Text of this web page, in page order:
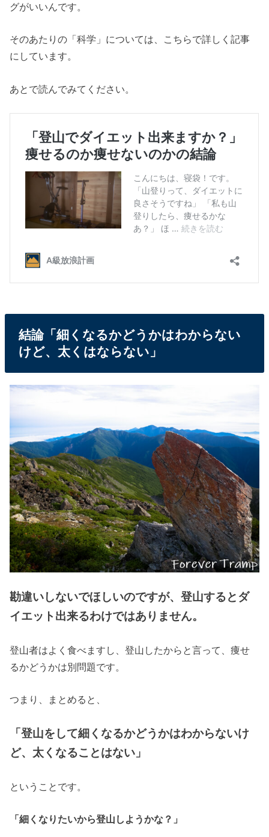
グがいいんです。
そのあたりの「科学」については、こちらで詳しく記事
にしています。
あとで読んでみてください。
結論「細くなるかどうかはわからない
けど、太くはならない」
勘違いしないでほしいのですが、登山するとダ
イエット出来るわけではありません。
登山者はよく食べますし、登山したからと言って、痩せ
るかどうかは別問題です。
つまり、まとめると、
「登山をして細くなるかどうかはわからないけ
ど、太くなることはない」
ということです。
「細くなりたいから登山しようかな？」